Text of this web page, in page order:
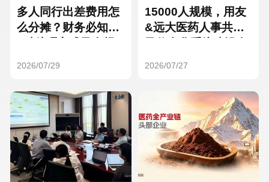
Hong Kong Macau
多人同行出差费用怎
么分摊？财务必知的
2026/07/29
15000人规模，用友
&远大医药人事共享
2026/07/27